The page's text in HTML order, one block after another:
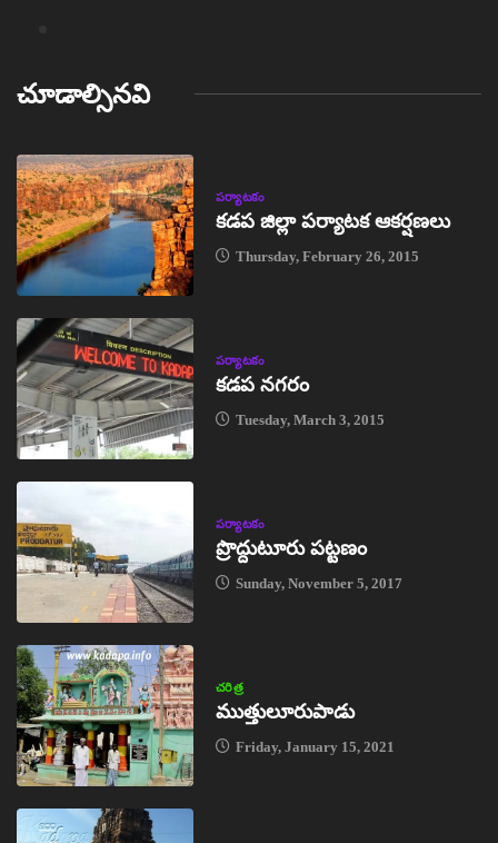
చూడాల్సినవి
పర్యాటకం
కడప జిల్లా పర్యాటక ఆకర్షణలు
Thursday, February 26, 2015
పర్యాటకం
కడప నగరం
Tuesday, March 3, 2015
పర్యాటకం
ప్రొద్దుటూరు పట్టణం
Sunday, November 5, 2017
చరిత్ర
ముత్తులూరుపాడు
Friday, January 15, 2021